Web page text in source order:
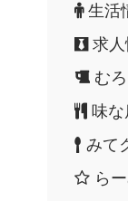
生活
求
む
味な
みて
ら